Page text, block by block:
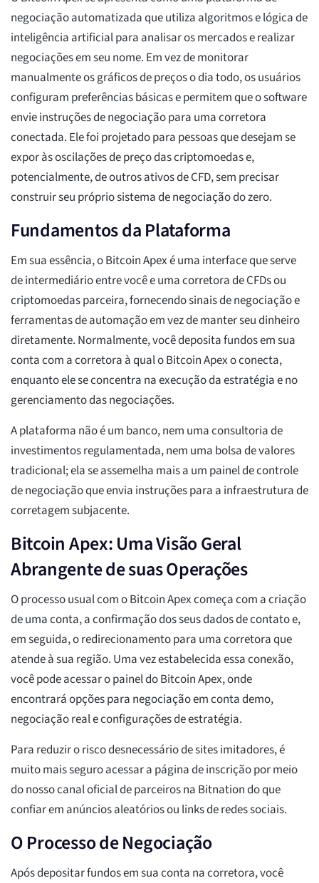
negociação automatizada que utiliza algoritmos e lógica de
inteligência artificial para analisar os mercados e realizar
negociações em seu nome. Em vez de monitorar
manualmente os gráficos de preços o dia todo, os usuários
configuram preferências básicas e permitem que o software
envie instruções de negociação para uma corretora
conectada. Ele foi projetado para pessoas que desejam se
expor às oscilações de preço das criptomoedas e,
potencialmente, de outros ativos de CFD, sem precisar
construir seu próprio sistema de negociação do zero.
Fundamentos da Plataforma
Em sua essência, o Bitcoin Apex é uma interface que serve
de intermediário entre você e uma corretora de CFDs ou
criptomoedas parceira, fornecendo sinais de negociação e
ferramentas de automação em vez de manter seu dinheiro
diretamente. Normalmente, você deposita fundos em sua
conta com a corretora à qual o Bitcoin Apex o conecta,
enquanto ele se concentra na execução da estratégia e no
gerenciamento das negociações.
A plataforma não é um banco, nem uma consultoria de
investimentos regulamentada, nem uma bolsa de valores
tradicional; ela se assemelha mais a um painel de controle
de negociação que envia instruções para a infraestrutura de
corretagem subjacente.
Bitcoin Apex: Uma Visão Geral
Abrangente de suas Operações
O processo usual com o Bitcoin Apex começa com a criação
de uma conta, a confirmação dos seus dados de contato e,
em seguida, o redirecionamento para uma corretora que
atende à sua região. Uma vez estabelecida essa conexão,
você pode acessar o painel do Bitcoin Apex, onde
encontrará opções para negociação em conta demo,
negociação real e configurações de estratégia.
Para reduzir o risco desnecessário de sites imitadores, é
muito mais seguro acessar a página de inscrição por meio
do nosso canal oficial de parceiros na Bitnation do que
confiar em anúncios aleatórios ou links de redes sociais.
O Processo de Negociação
Após depositar fundos em sua conta na corretora, você